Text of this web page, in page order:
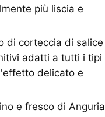
più liscia e
di corteccia di salice
adatti a tutti i tipi
delicato e
e fresco di Anguria